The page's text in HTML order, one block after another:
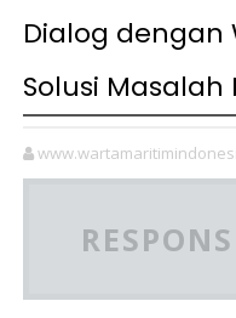
Dialog dengan
Solusi Masalah